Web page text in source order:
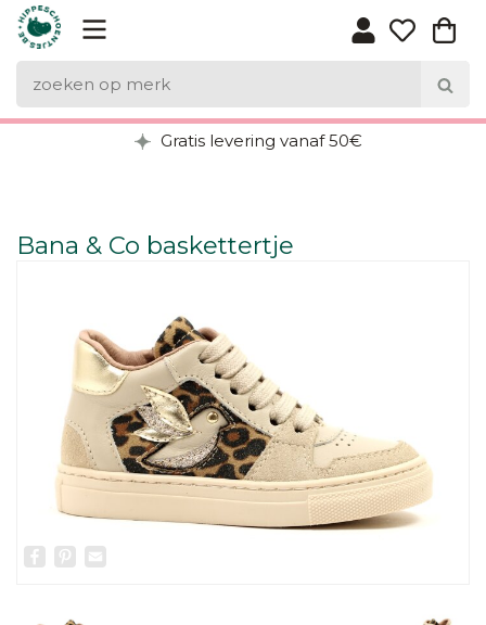
Gratis levering vanaf 50€
Bana & Co baskettertje
Facebook
Pinterest